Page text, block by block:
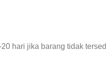
hari jika barang tidak